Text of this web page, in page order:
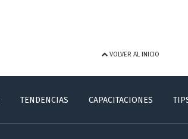
VOLVER AL INICIO
TENDENCIAS CAPACITACIONES